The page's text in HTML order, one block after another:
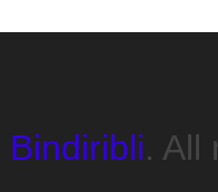
Bindiribli. All